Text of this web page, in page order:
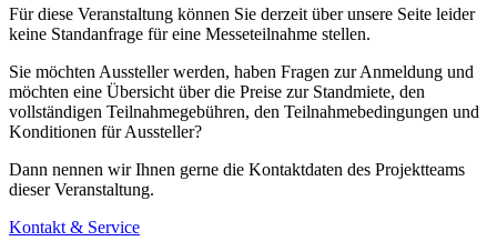
Für diese Veranstaltung können Sie derzeit über unsere Seite leider
keine Standanfrage für eine Messeteilnahme stellen.
Sie möchten Aussteller werden, haben Fragen zur Anmeldung und
möchten eine Übersicht über die Preise zur Standmiete, den
vollständigen Teilnahmegebühren, den Teilnahmebedingungen und
Konditionen für Aussteller?
Dann nennen wir Ihnen gerne die Kontaktdaten des Projektteams
dieser Veranstaltung.
Kontakt & Service